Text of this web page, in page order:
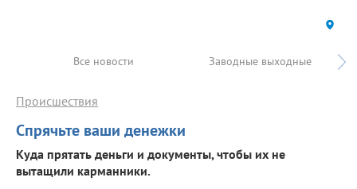
Все новости Заводные выходные
Спрячьте ваши денежки
Происшествия
Куда прятать деньги и документы, чтобы их не
вытащили карманники.